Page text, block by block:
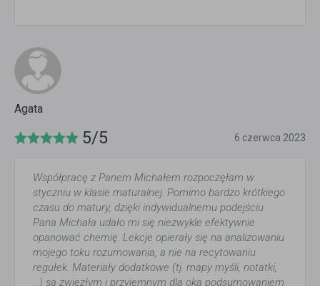
Agata
5/5 6 czerwca 2023
Współpracę z Panem Michałem rozpoczęłam w
styczniu w klasie maturalnej. Pomimo bardzo krótkiego
czasu do matury, dzięki indywidualnemu podejściu
Pana Michała udało mi się niezwykle efektywnie
opanować chemię. Lekcje opierały się na analizowaniu
mojego toku rozumowania, a nie na recytowaniu
regułek. Materiały dodatkowe (tj. mapy myśli, notatki,
…) są zwięzłym i przyjemnym dla oka podsumowaniem